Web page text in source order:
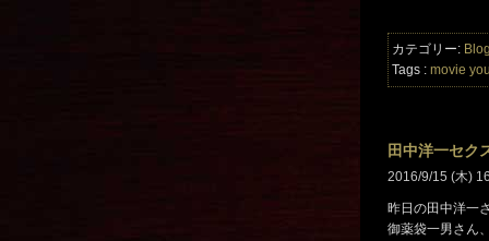
カテゴリー:
Tags : movie
田中洋一セク
2016/9/15 (木)
昨日の田中洋一
御薬袋一男さん